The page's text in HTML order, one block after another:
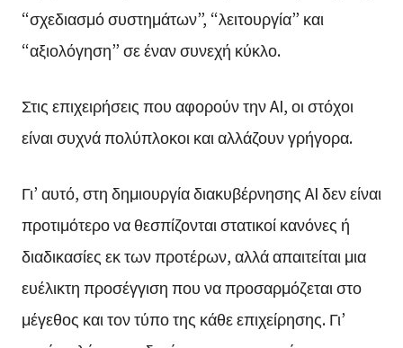
“σχεδιασμό συστημάτων”, “λειτουργία” και
“αξιολόγηση” σε έναν συνεχή κύκλο.
Στις επιχειρήσεις που αφορούν την AI, οι στόχοι
είναι συχνά πολύπλοκοι και αλλάζουν γρήγορα.
Γι’ αυτό, στη δημιουργία διακυβέρνησης AI δεν είναι
προτιμότερο να θεσπίζονται στατικοί κανόνες ή
διαδικασίες εκ των προτέρων, αλλά απαιτείται μια
ευέλικτη προσέγγιση που να προσαρμόζεται στο
μέγεθος και τον τύπο της κάθε επιχείρησης. Γι’